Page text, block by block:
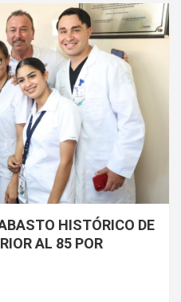
HISTÓRICO DE
AL 85 POR